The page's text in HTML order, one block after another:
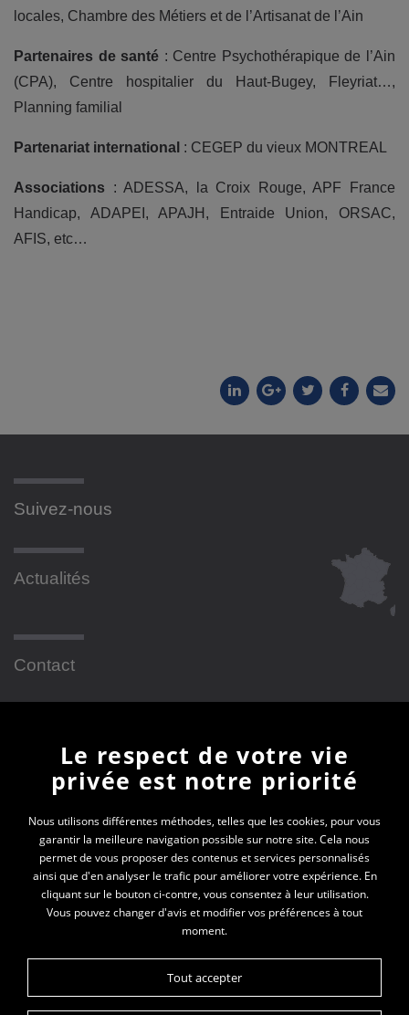
locales, Chambre des Métiers et de l’Artisanat de l’Ain
Partenaires de santé : Centre Psychothérapique de l’Ain
(CPA), Centre hospitalier du Haut-Bugey, Fleyriat…,
Planning familial
Partenariat international : CEGEP du vieux MONTREAL
Associations : ADESSA, la Croix Rouge, APF France
Handicap, ADAPEI, APAJH, Entraide Union, ORSAC,
AFIS, etc…
Suivez-nous
Actualités
Contact
Newsletter
En vous inscrivant à la newsletter, vous recevrez
toutes les actualités des PEP 01
Votre e-mail*
Le respect de votre vie
privée est notre priorité
Nous utilisons différentes méthodes, telles que les cookies, pour vous
garantir la meilleure navigation possible sur notre site. Cela nous
permet de vous proposer des contenus et services personnalisés
ainsi que d'en analyser le trafic pour améliorer votre expérience. En
cliquant sur le bouton ci-contre, vous consentez à leur utilisation.
Vous pouvez changer d'avis et modifier vos préférences à tout
moment.
Tout accepter